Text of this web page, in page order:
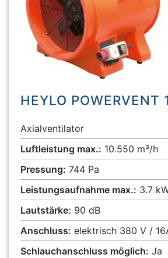
HEYLO POWERVENT
Axialventilator
Luftleistung max.: 10.550 m³/h
Pressung: 744 Pa
Leistungsaufnahme max.: 3.7
Lautstärke: 90 dB
Anschluss: elektrisch 380 V /
Schlauchanschluss möglich: Ja